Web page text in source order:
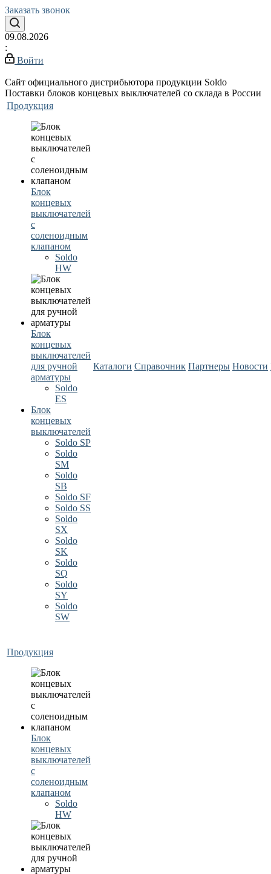
Заказать звонок
09.08.2026
:
Войти
Сайт официального дистрибьютора продукции Soldo
Поставки блоков концевых выключателей со склада в России
Продукция
Блок
концевых
выключателей
с
соленоидным
клапаном
Soldo
HW
Блок
концевых
выключателей
для ручной
арматуры
Soldo
ES
Блок
концевых
выключателей
Soldo SP
Soldo
SM
Soldo
SB
Soldo SF
Soldo SS
Soldo
SX
Soldo
SK
Soldo
SQ
Soldo
SY
Soldo
SW
Каталоги Справочник Партнеры Новости
Продукция
Блок
концевых
выключателей
с
соленоидным
клапаном
Soldo
HW